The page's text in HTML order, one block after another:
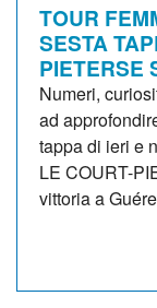
TOUR
SESTA
PIETERSE
Numeri,
ad
tappa di ieri e
LE COURT-
vittoria a